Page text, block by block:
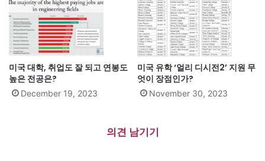
미국 대학, 취업도 잘 되고 연봉도
높은 전공은?
December 19, 2023
미국 유학 ‘얼리 디시전2’ 지원 무
엇이 장점인가?
November 30, 2023
의견 남기기